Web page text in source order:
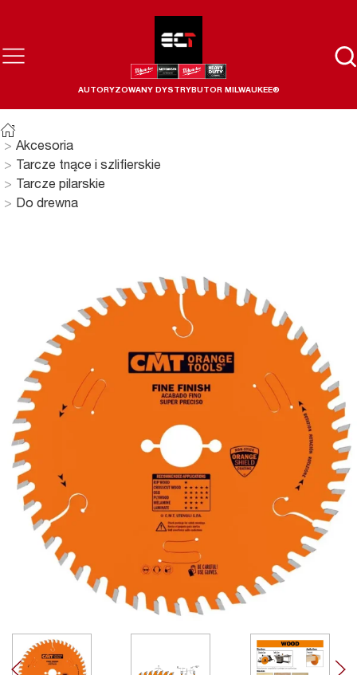
AUTORYZOWANY DYSTRYBUTOR MILWAUKEE®
Akcesoria
Tarcze tnące i szlifierskie
Tarcze pilarskie
Do drewna